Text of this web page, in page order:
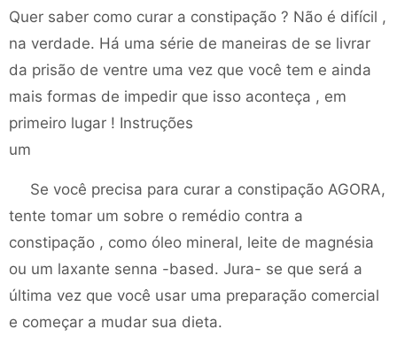
Quer saber como curar a constipação ? Não é difícil ,
na verdade. Há uma série de maneiras de se livrar
da prisão de ventre uma vez que você tem e ainda
mais formas de impedir que isso aconteça , em
primeiro lugar ! Instruções
um
Se você precisa para curar a constipação AGORA,
tente tomar um sobre o remédio contra a
constipação , como óleo mineral, leite de magnésia
ou um laxante senna -based. Jura- se que será a
última vez que você usar uma preparação comercial
e começar a mudar sua dieta.